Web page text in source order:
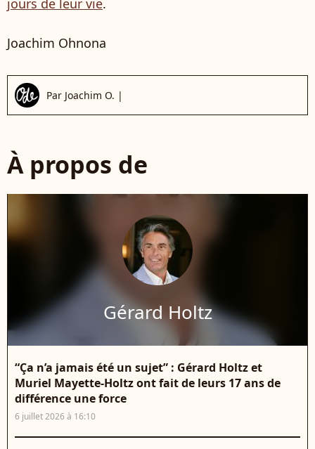
Joachim Ohnona
Par Joachim O. |
À propos de
Gérard Holtz
“Ça n’a jamais été un sujet” : Gérard Holtz et
Muriel Mayette-Holtz ont fait de leurs 17 ans de
différence une force
6 juillet 2026 à 16:10